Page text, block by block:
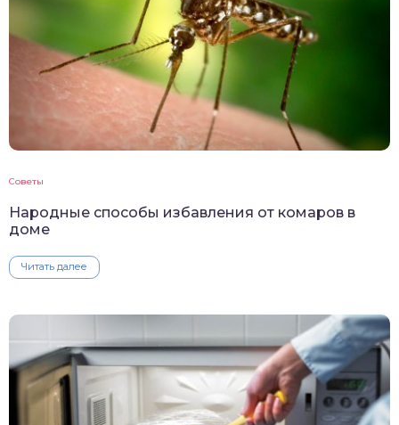
Советы
Народные способы избавления от комаров в
доме
Читать далее